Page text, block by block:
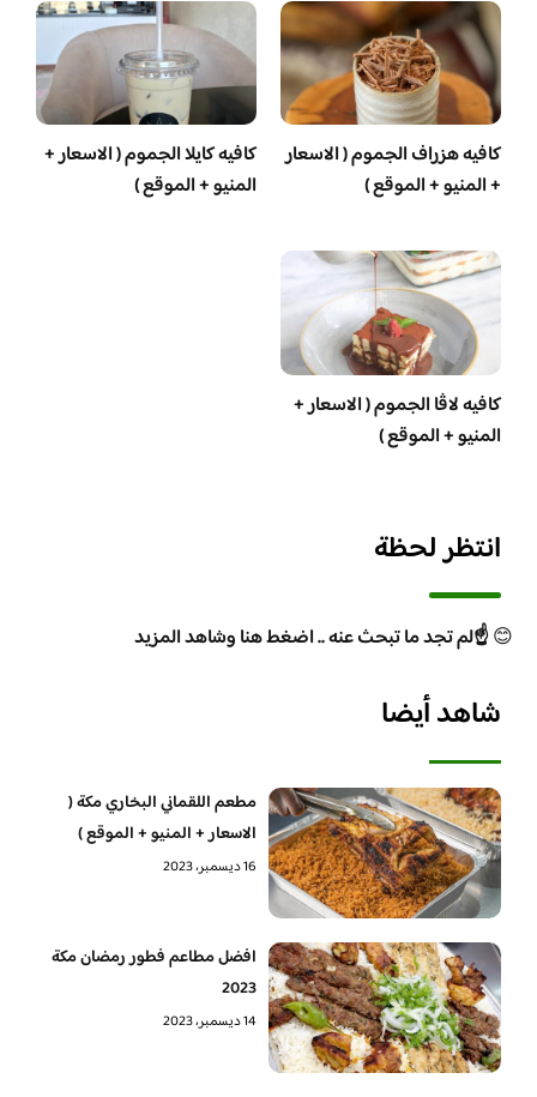
كافيه هزراف الجموم ( الاسعار
+ المنيو + الموقع )
كافيه كايلا الجموم ( الاسعار +
المنيو + الموقع )
كافيه لاڤا الجموم ( الاسعار +
المنيو + الموقع )
انتظر لحظة
😊☝️لم تجد ما تبحث عنه .. اضغط هنا وشاهد المزيد
شاهد أيضا
مطعم اللقماني البخاري مكة (
الاسعار + المنيو + الموقع )
16 ديسمبر، 2023
افضل مطاعم فطور رمضان مكة
2023
14 ديسمبر، 2023